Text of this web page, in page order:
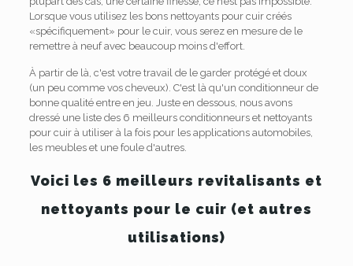
Lorsque vous utilisez les bons nettoyants pour cuir créés
«spécifiquement» pour le cuir, vous serez en mesure de le
remettre à neuf avec beaucoup moins d'effort.
À partir de là, c'est votre travail de le garder protégé et doux
(un peu comme vos cheveux). C'est là qu'un conditionneur de
bonne qualité entre en jeu. Juste en dessous, nous avons
dressé une liste des 6 meilleurs conditionneurs et nettoyants
pour cuir à utiliser à la fois pour les applications automobiles,
les meubles et une foule d'autres.
Voici les 6 meilleurs revitalisants et
nettoyants pour le cuir (et autres
utilisations)